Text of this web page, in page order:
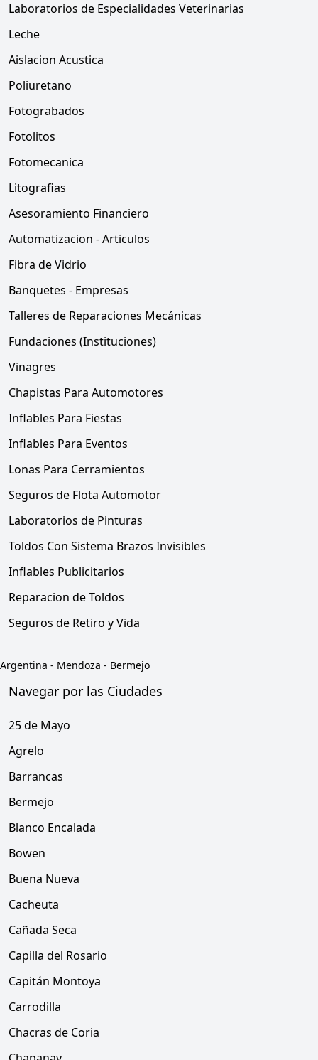
Laboratorios de Especialidades Veterinarias
Leche
Aislacion Acustica
Poliuretano
Fotograbados
Fotolitos
Fotomecanica
Litografias
Asesoramiento Financiero
Automatizacion - Articulos
Fibra de Vidrio
Banquetes - Empresas
Talleres de Reparaciones Mecánicas
Fundaciones (Instituciones)
Vinagres
Chapistas Para Automotores
Inflables Para Fiestas
Inflables Para Eventos
Lonas Para Cerramientos
Seguros de Flota Automotor
Laboratorios de Pinturas
Toldos Con Sistema Brazos Invisibles
Inflables Publicitarios
Reparacion de Toldos
Seguros de Retiro y Vida
Argentina - Mendoza - Bermejo
Navegar por las Ciudades
25 de Mayo
Agrelo
Barrancas
Bermejo
Blanco Encalada
Bowen
Buena Nueva
Cacheuta
Cañada Seca
Capilla del Rosario
Capitán Montoya
Carrodilla
Chacras de Coria